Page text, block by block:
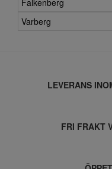
Falkenberg
Varberg
LEVERANS
FRI FRAKT